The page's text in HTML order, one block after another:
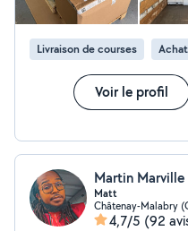
Livraison de courses
Voir le profil
Martin Marville
Matt
Châtenay-Malabry
4,7/5 (92